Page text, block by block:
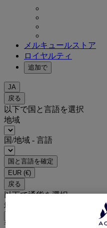
メルキュールストア
ロイヤルティ
追加で
JA
戻る
以下で国と言語を選択
地域
国/地域 - 言語
国と言語を確定
EUR (€)
戻る
以下で通貨を選択
地域
通貨